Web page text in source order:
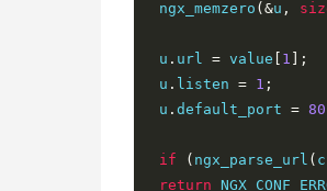
sin -> sin_port =
len
.
ngx_memzero (&u ,
u . url = value 1 ];
u . listen = 1 ;
u . default_port = 80
if ( ngx_parse_url (
return